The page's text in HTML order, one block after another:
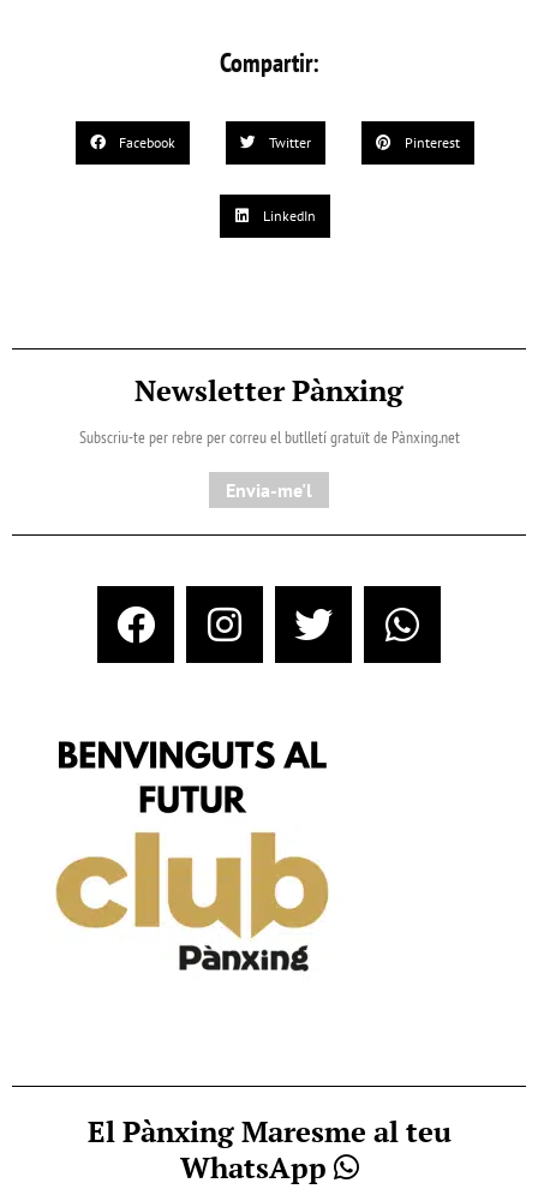
Compartir:
Facebook Twitter Pinterest
LinkedIn
Newsletter Pànxing
Subscriu-te per rebre per correu el butlletí gratuït de Pànxing.net​
Envia-me'l
El Pànxing Maresme al teu
WhatsApp